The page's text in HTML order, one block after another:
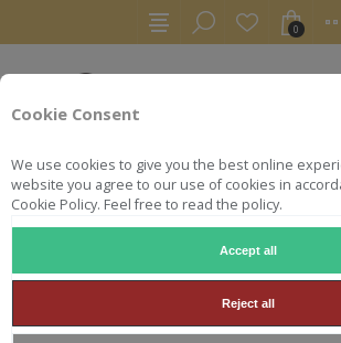
Cookie Consent
We use cookies to give you the best online
website you agree to our use of cookies in
Cookie Policy. Feel free to read the policy.
Accept all
Reject all
0
BIENVENUE DANS
BOUTIQUE